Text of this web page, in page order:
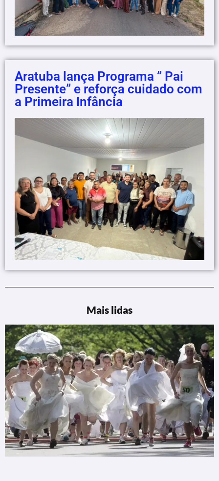
Aratuba lança Programa ” Pai
Presente” e reforça cuidado com
a Primeira Infância
Mais lidas